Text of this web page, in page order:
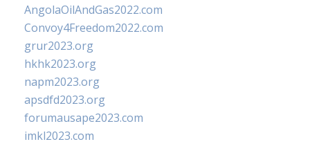
AngolaOilAndGas2022.com
Convoy4Freedom2022.com
grur2023.org
hkhk2023.org
napm2023.org
apsdfd2023.org
forumausape2023.com
imkl2023.com